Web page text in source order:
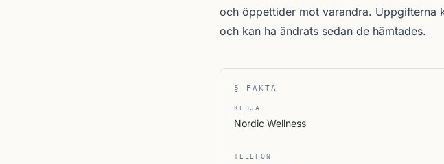
och öppettider mot varandra. Uppgifterna
och kan ha ändrats sedan de hämtades.
§ FAKTA
KEDJA
Nordic Wellness
TELEFON